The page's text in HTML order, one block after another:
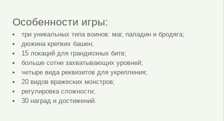
Особенности игры:
три уникальных типа воинов: маг, паладин и бродяга;
дюжина крепких башен;
15 локаций для грандиозных битв;
больше сотни захватывающих уровней;
четыре вида реквизитов для укрепления;
20 видов вражеских монстров;
регулировка сложности;
30 наград и достижений.